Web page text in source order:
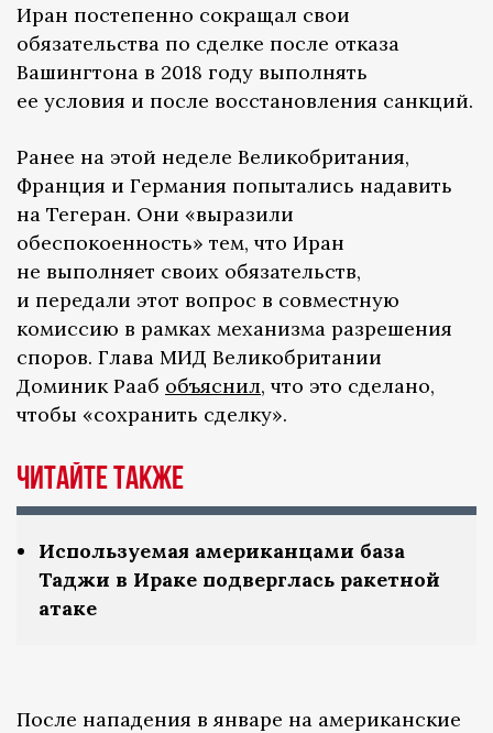
Иран постепенно сокращал свои
обязательства по сделке после отказа
Вашингтона в 2018 году выполнять
ее условия и после восстановления санкций.
Ранее на этой неделе Великобритания,
Франция и Германия попытались надавить
на Тегеран. Они «выразили
обеспокоенность» тем, что Иран
не выполняет своих обязательств,
и передали этот вопрос в совместную
комиссию в рамках механизма разрешения
споров. Глава МИД Великобритании
Доминик Рааб объяснил, что это сделано,
чтобы «сохранить сделку».
Читайте также
Используемая американцами база
Таджи в Ираке подверглась ракетной
атаке
После нападения в январе на американские